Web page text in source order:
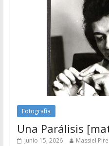
Fotografía
Una Parálisis
junio 15, 2026 Massiel